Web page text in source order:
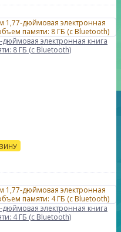
электронная книга
8 ГБ (с Bluetooth)
электронная книга
4 ГБ (с Bluetooth)